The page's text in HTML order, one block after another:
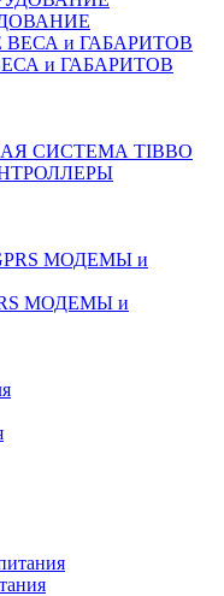
и ГАБАРИТОВ
СИСТЕМА TIBBO
МОДЕМЫ и